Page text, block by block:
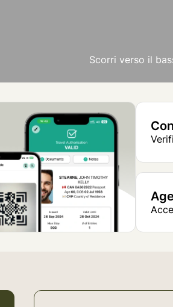
Scorri verso il